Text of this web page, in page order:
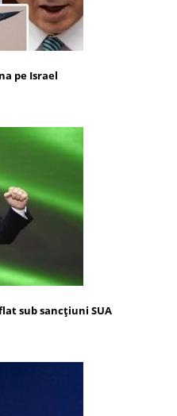
pe Israel
sub sancțiuni SUA